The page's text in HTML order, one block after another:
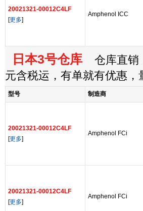
20021321-00012C4LF
[更多]
Amphenol ICC
日本3号仓库 仓库直销
元含税运，有单就有优惠
型号 制造商
20021321-00012C4LF
[更多]
Amphenol FCi
20021321-00012C4LF
[更多]
Amphenol FCi